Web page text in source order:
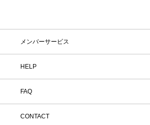
メンバーサービス
HELP
FAQ
CONTACT